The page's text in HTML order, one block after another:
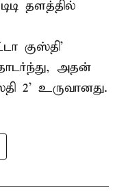
தளத்தில்
குஸ்தி'
அதன்
2' உருவானது.